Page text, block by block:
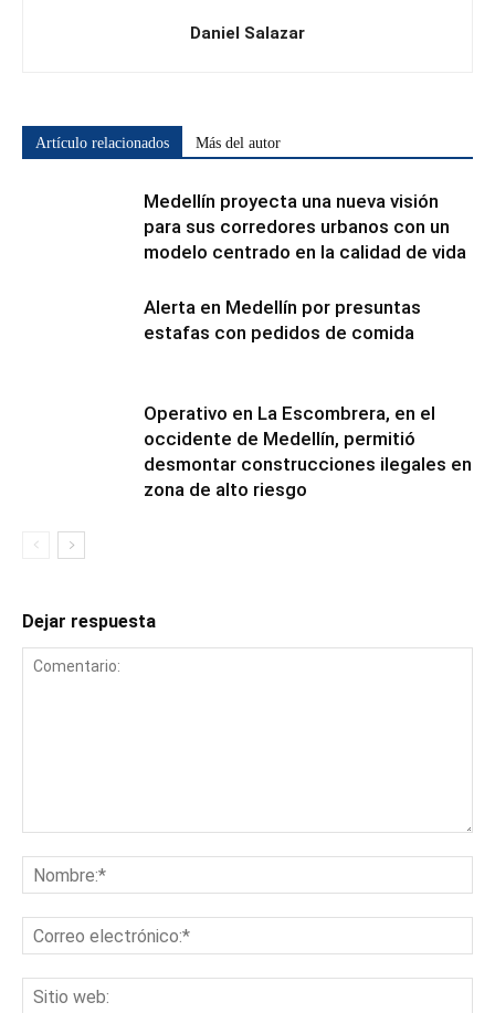
Daniel Salazar
Artículo relacionados Más del autor
Medellín proyecta una nueva visión
para sus corredores urbanos con un
modelo centrado en la calidad de vida
Alerta en Medellín por presuntas
estafas con pedidos de comida
Operativo en La Escombrera, en el
occidente de Medellín, permitió
desmontar construcciones ilegales en
zona de alto riesgo
Dejar respuesta